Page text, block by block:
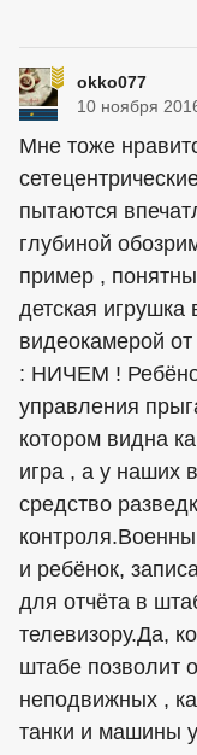
okko077
10 ноября
Мне тоже
пытаются
глубиной
пример ,
детская
видеокамерой
: НИЧЕМ !
управления
котором видна
игра , а у наших
средство
и ребёнок,
для отчёта в
телевизору.Да,
штабе позволит
неподвижных ,
танки и машины